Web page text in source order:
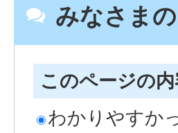
みなさま
このページの
わかりやすか